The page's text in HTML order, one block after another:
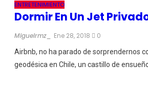
ENTRETENIMIENTO
Dormir En Un Jet
Miguelrmz_ Ene 28, 2018 0
Airbnb, no ha parado de sorprendernos
geodésica en Chile, un castillo de